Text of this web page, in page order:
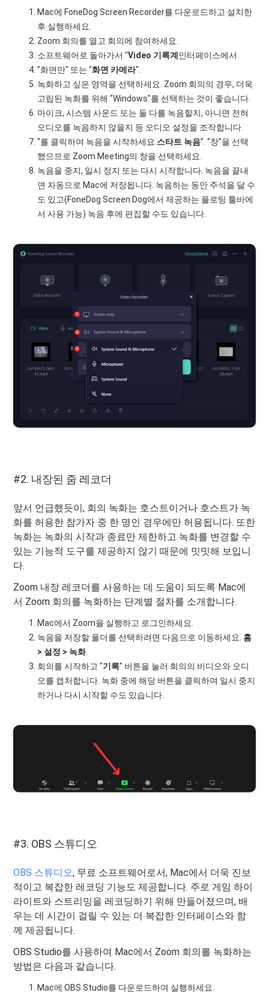
Mac에 FoneDog Screen Recorder를 다운로드하고 설치한
후 실행하세요.
Zoom 회의를 열고 회의에 참여하세요.
소프트웨어로 돌아가서 "Video 기록계 인터페이스에서.
"화면만" 또는 "화면 카메라".
녹화하고 싶은 영역을 선택하세요. Zoom 회의의 경우, 더욱
고립된 녹화를 위해 "Windows"를 선택하는 것이 좋습니다.
마이크, 시스템 사운드 또는 둘 다를 녹음할지, 아니면 전혀
오디오를 녹음하지 않을지 등 오디오 설정을 조작합니다.
"를 클릭하여 녹음을 시작하세요. 스타트 녹음”. “창”을 선택
했으므로 Zoom Meeting의 창을 선택하세요.
녹음을 중지, 일시 정지 또는 다시 시작합니다. 녹음을 끝내
면 자동으로 Mac에 저장됩니다. 녹음하는 동안 주석을 달 수
도 있고(FoneDog Screen Dog에서 제공하는 플로팅 툴바에
서 사용 가능) 녹음 후에 편집할 수도 있습니다.
#2. 내장된 줌 레코더
앞서 언급했듯이, 회의 녹화는 호스트이거나 호스트가 녹
화를 허용한 참가자 중 한 명인 경우에만 허용됩니다. 또한
녹화는 녹화의 시작과 종료만 제한하고 녹화를 변경할 수
있는 기능적 도구를 제공하지 않기 때문에 밋밋해 보입니
다.
Zoom 내장 레코더를 사용하는 데 도움이 되도록 Mac에
서 Zoom 회의를 녹화하는 단계별 절차를 소개합니다.
Mac에서 Zoom을 실행하고 로그인하세요.
녹음을 저장할 폴더를 선택하려면 다음으로 이동하세요. 홈
> 설정 > 녹화.
회의를 시작하고 "기록” 버튼을 눌러 회의의 비디오와 오디
오를 캡처합니다. 녹화 중에 해당 버튼을 클릭하여 일시 중지
하거나 다시 시작할 수도 있습니다.
#3. OBS 스튜디오
OBS 스튜디오, 무료 소프트웨어로서, Mac에서 더욱 진보
적이고 복잡한 레코딩 기능도 제공합니다. 주로 게임 하이
라이트와 스트리밍을 레코딩하기 위해 만들어졌으며, 배
우는 데 시간이 걸릴 수 있는 더 복잡한 인터페이스와 함
께 제공됩니다.
OBS Studio를 사용하여 Mac에서 Zoom 회의를 녹화하는
방법은 다음과 같습니다.
Mac에 OBS Studio를 다운로드하여 실행하세요.